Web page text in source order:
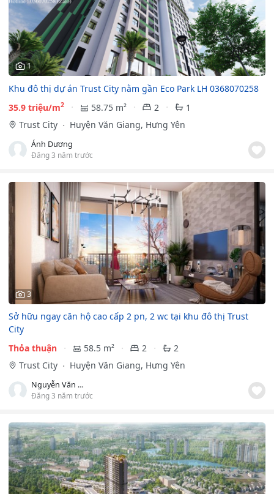
1
Khu đô thị dự án Trust City nằm gần Eco Park LH 0368070258
35.9 triệu/m2 58.75 m² 2
1
Trust City
Huyện Văn Giang, Hưng Yên
Ánh Dương
Đăng 3 năm trước
3
Sở hữu ngay căn hộ cao cấp 2 pn, 2 wc tại khu đô thị Trust
City
Thỏa thuận
58.5 m² 2
2
Trust City
Huyện Văn Giang, Hưng Yên
Nguyễn Văn Chung
Đăng 3 năm trước